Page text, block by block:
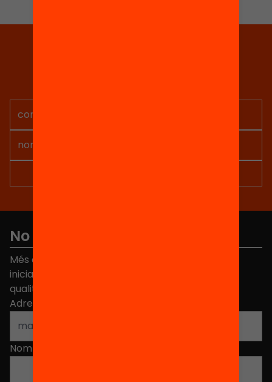
No et perdis res
Més de 40.000 persones ja han triat Equitat. Rep
iniciatives, propostes i projectes per millorar la
qualitat de l'educació a Catalunya.
Adreça electrònica
Nom